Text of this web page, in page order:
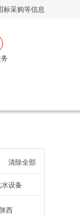
标采购等信息
清除全部
设备
西